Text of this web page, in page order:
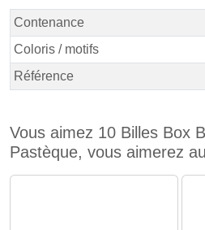
Contenance
Coloris / motifs
Référence
Vous aimez 10 Billes Box
Pastèque, vous aimerez